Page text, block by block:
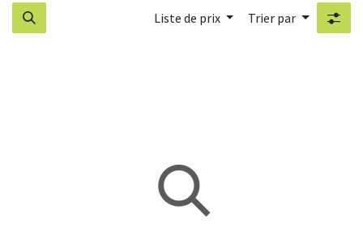
Liste de prix Trier par